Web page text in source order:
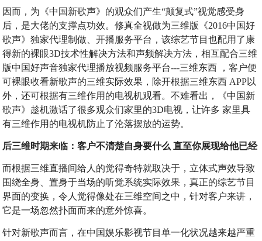
因而，为《中国新歌声》的观众们产生“颠复式”视觉感受身
后，是大佬的支撑点功效。修真全视做为三维版《2016中国好
歌声》独家代理制做、开播服务平台，该综艺节目也配用了康
得新的裸眼3D技术性解决方法和声频解决方法，相互配合三维
版中国好声音独家代理播放视频服务平台---三维东西 ，客户便
可裸眼收看新歌声的三维实际效果，除开根据三维东西 APP以
外，还可根据有三维作用的电视机观看。不难看出，《中国新
歌声》趁机激话了很多观众们家里的3D电视，让许多 家里具
有三维作用的电视机防止了沦落摆放的运势。
后三维时期来临：客户不清楚自身要什么 直至你展现给他已经
而根据三维直播间给人的觉得奇特就取决于，立体式声效导致
围绕全身、置身于当场的听觉系统实际效果，真正的综艺节目
界面的变换，令人觉得像处在三维空间之中，针对客户来讲，
它是一场忽然扑面而来的意外惊喜。
针对新歌声而言，在中国娱乐影视节目单一化状况越来越严重